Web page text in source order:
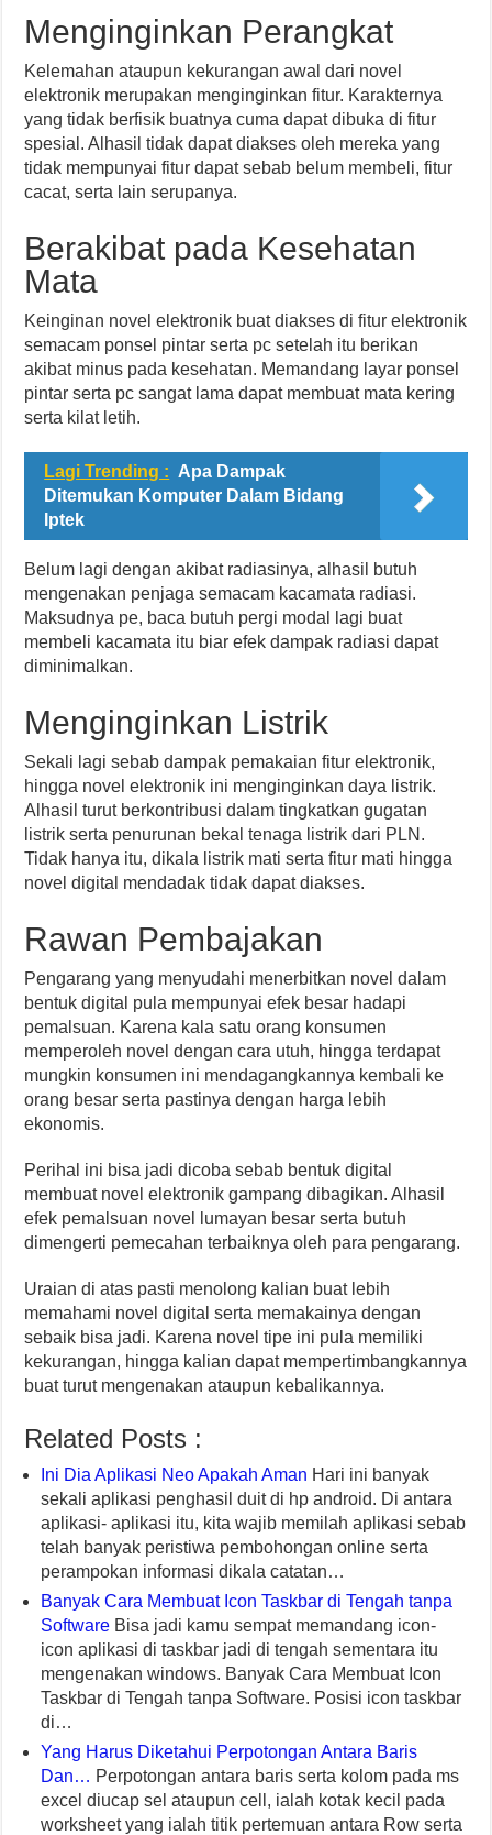
Menginginkan Perangkat
Kelemahan ataupun kekurangan awal dari novel
elektronik merupakan menginginkan fitur. Karakternya
yang tidak berfisik buatnya cuma dapat dibuka di fitur
spesial. Alhasil tidak dapat diakses oleh mereka yang
tidak mempunyai fitur dapat sebab belum membeli, fitur
cacat, serta lain serupanya.
Berakibat pada Kesehatan
Mata
Keinginan novel elektronik buat diakses di fitur elektronik
semacam ponsel pintar serta pc setelah itu berikan
akibat minus pada kesehatan. Memandang layar ponsel
pintar serta pc sangat lama dapat membuat mata kering
serta kilat letih.
Lagi Trending : Apa Dampak
Ditemukan Komputer Dalam Bidang
Iptek
Belum lagi dengan akibat radiasinya, alhasil butuh
mengenakan penjaga semacam kacamata radiasi.
Maksudnya pe, baca butuh pergi modal lagi buat
membeli kacamata itu biar efek dampak radiasi dapat
diminimalkan.
Menginginkan Listrik
Sekali lagi sebab dampak pemakaian fitur elektronik,
hingga novel elektronik ini menginginkan daya listrik.
Alhasil turut berkontribusi dalam tingkatkan gugatan
listrik serta penurunan bekal tenaga listrik dari PLN.
Tidak hanya itu, dikala listrik mati serta fitur mati hingga
novel digital mendadak tidak dapat diakses.
Rawan Pembajakan
Pengarang yang menyudahi menerbitkan novel dalam
bentuk digital pula mempunyai efek besar hadapi
pemalsuan. Karena kala satu orang konsumen
memperoleh novel dengan cara utuh, hingga terdapat
mungkin konsumen ini mendagangkannya kembali ke
orang besar serta pastinya dengan harga lebih
ekonomis.
Perihal ini bisa jadi dicoba sebab bentuk digital
membuat novel elektronik gampang dibagikan. Alhasil
efek pemalsuan novel lumayan besar serta butuh
dimengerti pemecahan terbaiknya oleh para pengarang.
Uraian di atas pasti menolong kalian buat lebih
memahami novel digital serta memakainya dengan
sebaik bisa jadi. Karena novel tipe ini pula memiliki
kekurangan, hingga kalian dapat mempertimbangkannya
buat turut mengenakan ataupun kebalikannya.
Related Posts :
Ini Dia Aplikasi Neo Apakah Aman Hari ini banyak
sekali aplikasi penghasil duit di hp android. Di antara
aplikasi- aplikasi itu, kita wajib memilah aplikasi sebab
telah banyak peristiwa pembohongan online serta
perampokan informasi dikala catatan…
Banyak Cara Membuat Icon Taskbar di Tengah tanpa
Software Bisa jadi kamu sempat memandang icon-
icon aplikasi di taskbar jadi di tengah sementara itu
mengenakan windows. Banyak Cara Membuat Icon
Taskbar di Tengah tanpa Software. Posisi icon taskbar
di…
Yang Harus Diketahui Perpotongan Antara Baris
Dan… Perpotongan antara baris serta kolom pada ms
excel diucap sel ataupun cell, ialah kotak kecil pada
worksheet yang ialah titik pertemuan antara Row serta